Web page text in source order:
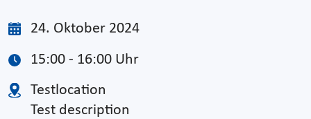
24. Oktober 2024
15:00 - 16:00 Uhr
Testlocation
Test description